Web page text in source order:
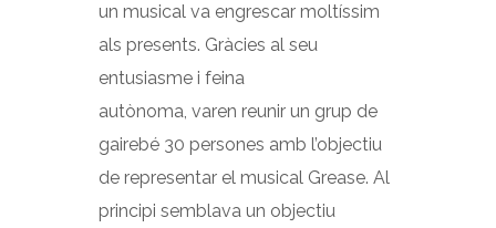
un musical va engrescar moltíssim
als presents. Gràcies al seu
entusiasme i feina
autònoma, varen reunir un grup de
gairebé 30 persones amb l’objectiu
de representar el musical Grease. Al
principi semblava un objectiu